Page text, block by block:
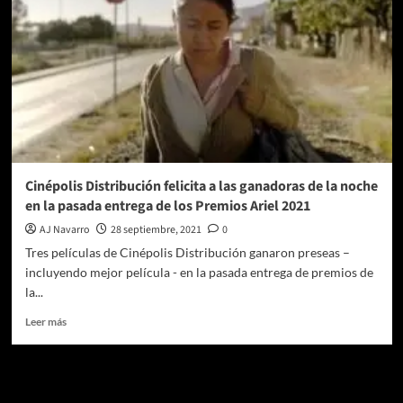
Cinépolis Distribución felicita a las ganadoras de la noche
en la pasada entrega de los Premios Ariel 2021
AJ Navarro 28 septiembre, 2021
0
Tres películas de Cinépolis Distribución ganaron preseas –
incluyendo mejor película - en la pasada entrega de premios de
la...
Leer másLeer